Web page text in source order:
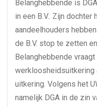
Belanghebbende is
in een B.V.. Zijn dochter
aandeelhouders
de B.V. stop te zetten
Belanghebbende
werkloosheidsuitkering
uitkering. Volgens het
namelijk DGA in de zin